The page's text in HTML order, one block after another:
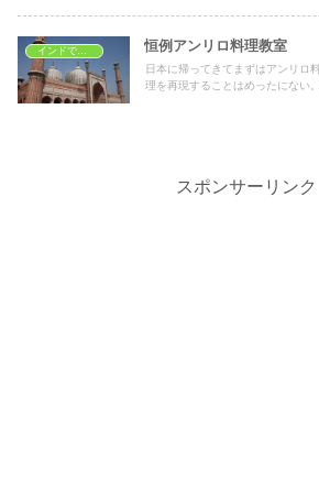
インドで料理教室 恒例アンリロ料理教室
日本に帰ってきてまずはアンリロ
理を再現することはめったにない
スポンサーリンク